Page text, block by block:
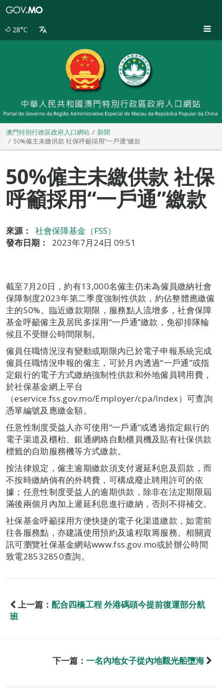
28°C
澳門特別行政區政府入口網站
新聞
50%僱主未繳供款 社保呼籲採用“一戶通”繳款
50%僱主未繳供款 社保
呼籲採用“一戶通”繳款
來源：
社會保障基金（FSS）
發布日期：
2023年7月24日 09:51
截至7月20日，約有13,000名僱主仍未為僱員繳納社會
保障制度2023年第二季度強制性供款，約佔整體應繳僱
主的50%。臨近繳款期限，服務點人流增多，社會保障
基金呼籲僱主及居民多採用“一戶通”繳款，免卻排隊輪
候且不受辦公時間限制。
僱員任職情況沒有變動或期限內已於電子申報系統完成
僱員任職情況申報的僱主，可於月內透過“一戶通”或指
定銀行的電子方式繳納強制性供款和外地僱員聘用費，
於社保基金網上平台
（eservice.fss.gov.mo/Employer/cpa/Index）可查詢
憑單編號及應繳金額。
任意性制度受益人亦可使用“一戶通”或透過指定銀行的
電子渠道及櫃枱、銀通網絡自動櫃員機及貼有社保供款
標籤的自助服務機等方式繳款。
按法律規定，僱主逾期繳款須支付遲延利息及罰款，而
不按時繳納倘有的外聘費，可構成廢止聘用許可的依
據；任意性制度受益人的逾期供款，除非在法定期限屆
滿後兩個月內加上遲延利息進行繳納，否則不得補交。
社保基金呼籲採用方便快捷的電子化渠道繳款，如需前
往各服務點，亦建議使用預約及遠程取籌服務。相關資
訊可瀏覽社保基金網站www.fss.gov.mo或於辦公時間
致電28532850查詢。
上一篇： 配合四橋工程 外港碼頭今提前復運部分航
班
下一篇： 一名內地女子從內地觀光船墮海